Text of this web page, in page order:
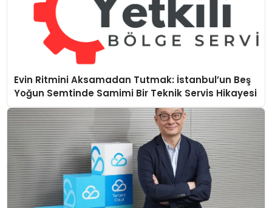
Evin Ritmini Aksamadan Tutmak: İstanbul’un Beş
Yoğun Semtinde Samimi Bir Teknik Servis Hikayesi